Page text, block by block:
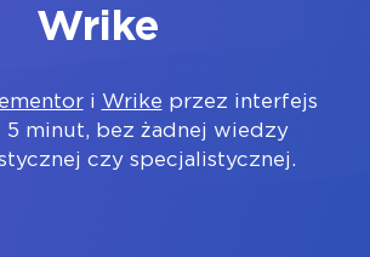
Wrike
i Wrike przez interfejs
5 minut, bez żadnej wiedzy
czy specjalistycznej.